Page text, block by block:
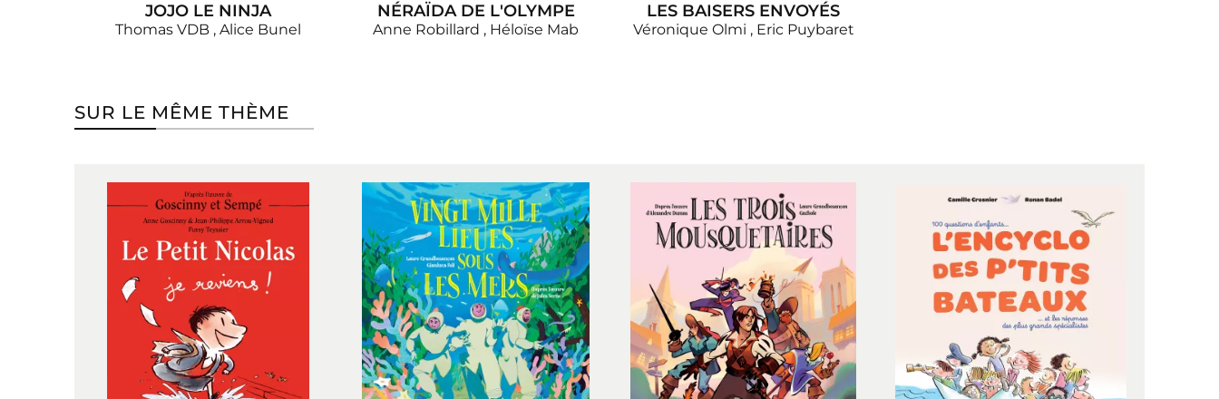
JOJO LE NINJA
Thomas VDB , Alice Bunel
NÉRAÏDA DE L'OLYMPE
Anne Robillard , Héloïse Mab
LES BAISERS ENVOYÉS
Véronique Olmi , Eric Puybaret
SUR LE MÊME THÈME